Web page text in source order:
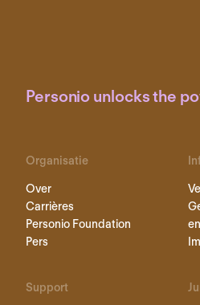
Personio unlocks the
Organisatie
Over
Carrières
Personio Foundation
Pers
Support